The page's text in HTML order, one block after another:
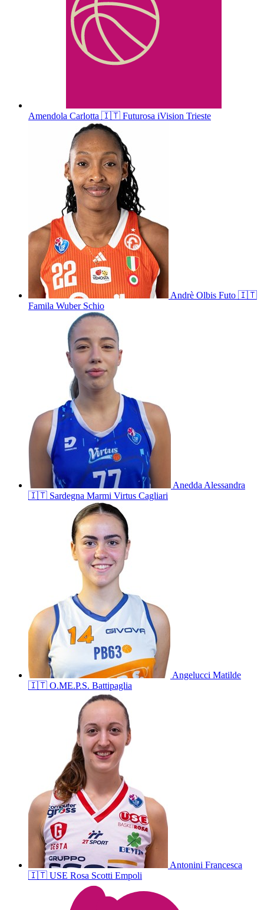
Amendola Carlotta 🇮🇹 Futurosa iVision Trieste
Andrè Olbis Futo 🇮🇹
Famila Wuber Schio
AneddaAlessandra
🇮🇹 Sardegna Marmi Virtus Cagliari
Angelucci Matilde
🇮🇹 O.ME.P.S. Battipaglia
Antonini Francesca
🇮🇹 USE Rosa Scotti Empoli